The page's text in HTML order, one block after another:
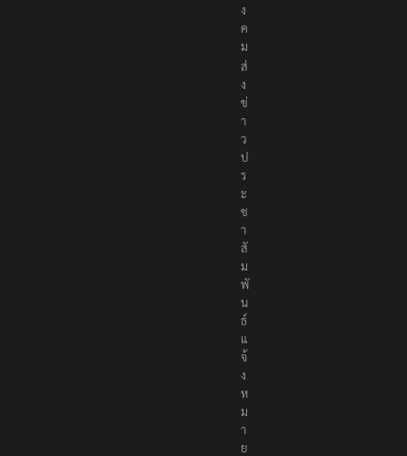
สั
ง
ค
ม
ส่
ง
ข่
า
ว
ป
ร
ะ
ช
า
สั
ม
พั
น
ธ์
แ
จ้
ง
ห
ม
า